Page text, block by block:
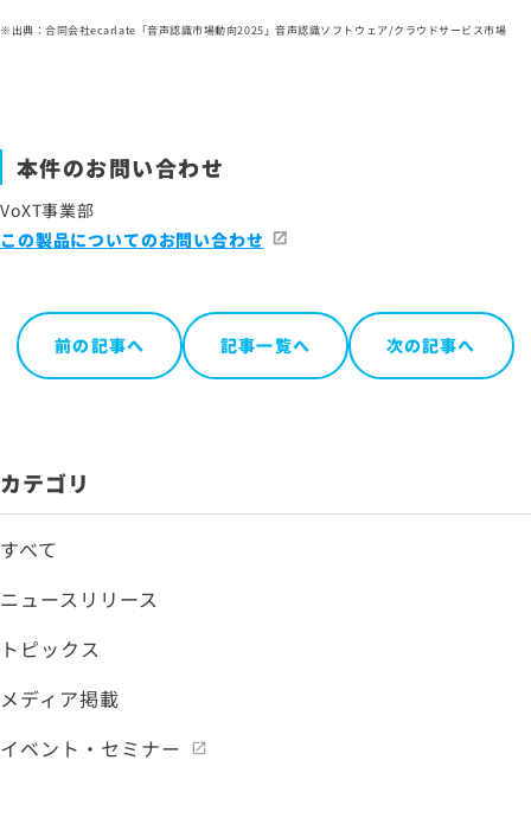
※出典：合同会社ecarlate「音声認識市場動向2025」音声認識ソフトウェア/クラウドサービス市場
本件のお問い合わせ
VoXT事業部
この製品についてのお問い合わせ
前の記事へ 記事一覧へ 次の記事へ
カテゴリ
すべて
ニュースリリース
トピックス
メディア掲載
イベント・セミナー